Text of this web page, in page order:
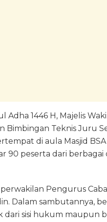
1446 H, Majelis
Bimbingan Teknis Juru
di aula Masjid
90 peserta dari berbagai
Pengurus
Dalam sambutannya,
dari sisi hukum maupun